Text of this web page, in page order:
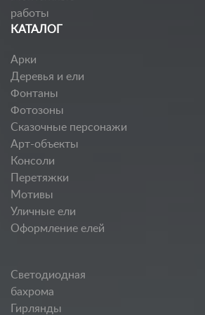
работы
КАТАЛОГ
Арки
Деревья и ели
Фонтаны
Фотозоны
Сказочные персонажи
Арт-объекты
Консоли
Перетяжки
Мотивы
Уличные ели
Оформление елей
Светодиодная
бахрома
Гирлянды